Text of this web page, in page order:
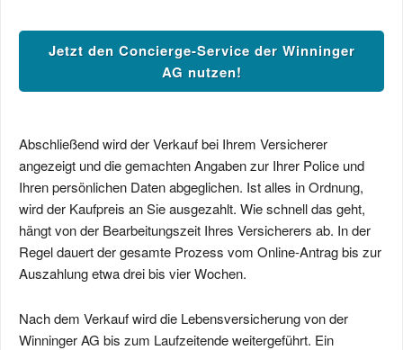
Jetzt den Concierge-Service der Winninger
AG nutzen!
Abschließend wird der Verkauf bei Ihrem Versicherer
angezeigt und die gemachten Angaben zur Ihrer Police und
Ihren persönlichen Daten abgeglichen. Ist alles in Ordnung,
wird der Kaufpreis an Sie ausgezahlt. Wie schnell das geht,
hängt von der Bearbeitungszeit Ihres Versicherers ab. In der
Regel dauert der gesamte Prozess vom Online-Antrag bis zur
Auszahlung etwa drei bis vier Wochen.
Nach dem Verkauf wird die Lebensversicherung von der
Winninger AG bis zum Laufzeitende weitergeführt. Ein